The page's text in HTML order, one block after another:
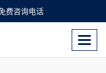
费咨询电话